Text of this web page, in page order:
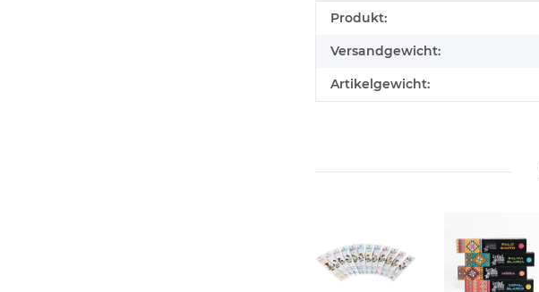
Produkteigenschaft
Wert
Produkt:
Versandgewicht:
Artikelgewicht: